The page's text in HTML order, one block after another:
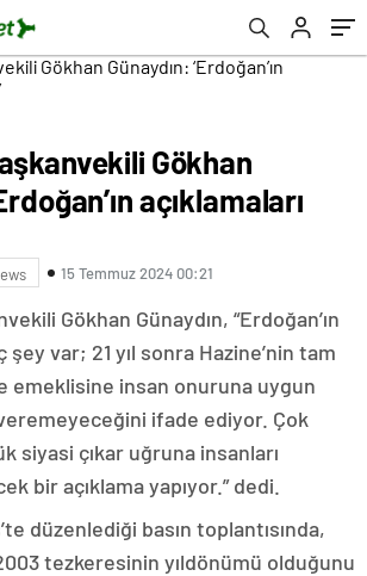
Gökhan
açıklamaları
15 Temmuz 2024 00:21
Gökhan Günaydın, “Erdoğan’ın
var; 21 yıl sonra Hazine’nin tam
emeklisine insan onuruna uygun
ifade ediyor. Çok
siyasi çıkar uğruna insanları
bir açıklama yapıyor.” dedi.
düzenlediği basın toplantısında,
tezkeresinin yıldönümü olduğunu